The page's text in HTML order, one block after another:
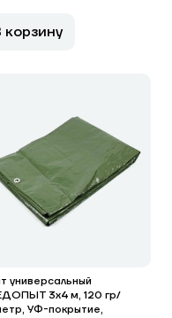
корзину
универсальный
3x4 м, 120 гр/
УФ-покрытие,